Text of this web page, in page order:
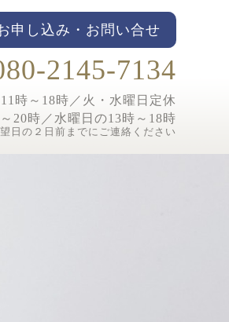
申し込み・お問い合せ
2145-7134
時～18時／ 火・水曜日定休
20時／水曜日の13時～18時
日の２日前までにご連絡ください